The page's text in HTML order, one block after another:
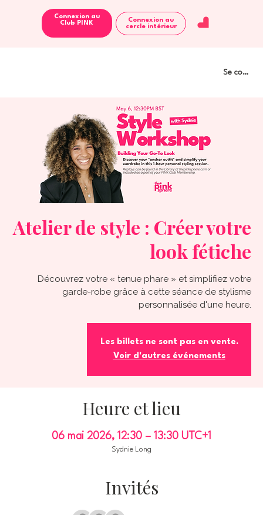
Se
Connexion au
Club PINK
Connexion au
cercle intérieur
Atelier de style : Créer votre
look fétiche
Découvrez votre « tenue phare » et simplifiez votre
garde-robe grâce à cette séance de stylisme
personnalisée d'une heure.
Les billets ne sont pas en vente.
Voir d'autres événements
Heure et lieu
06 mai 2026, 12:30 – 13:30 UTC+1
Sydnie Long
Invités